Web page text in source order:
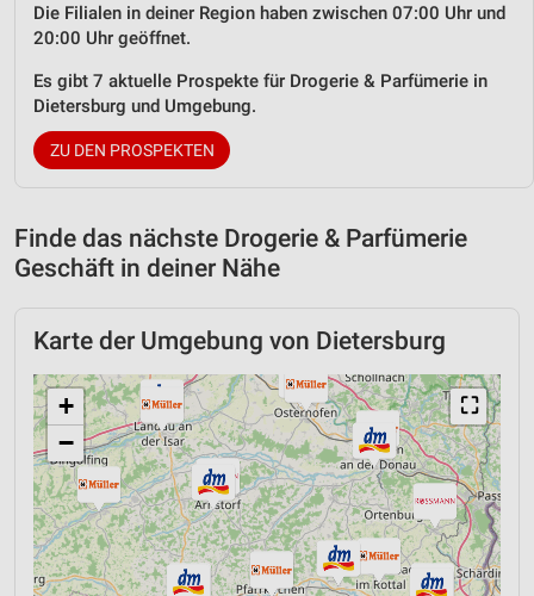
Die Filialen in deiner Region haben zwischen 07:00 Uhr und
20:00 Uhr geöffnet.
Es gibt 7 aktuelle Prospekte für Drogerie & Parfümerie in
Dietersburg und Umgebung.
ZU DEN PROSPEKTEN
Finde das nächste Drogerie & Parfümerie
Geschäft in deiner Nähe
Karte der Umgebung von Dietersburg
⛶
+
−